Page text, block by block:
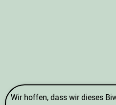
Wir hoffen, dass wir dieses